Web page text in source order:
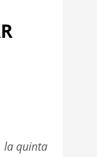
la quinta